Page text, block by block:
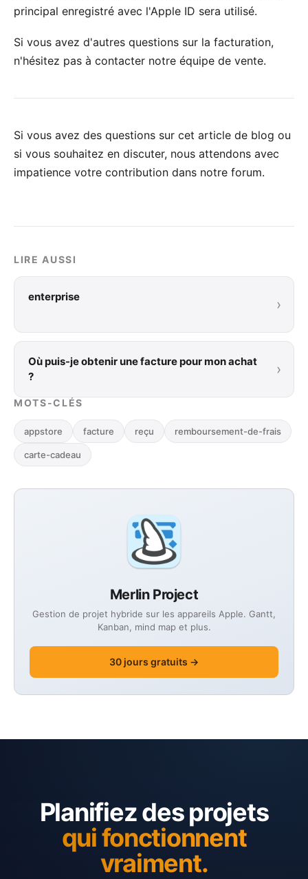
Merlin Project
Gestion de projet hybride sur les appareils Apple. Gantt,
Kanban, mind map et plus.
30 jours gratuits →
principal enregistré avec l'Apple ID sera utilisé.
Si vous avez d'autres questions sur la facturation,
n'hésitez pas à contacter notre équipe de vente.
Si vous avez des questions sur cet article de blog ou
si vous souhaitez en discuter, nous attendons avec
impatience votre contribution dans notre forum.
LIRE AUSSI
enterprise ›
Où puis-je obtenir une facture pour mon achat
?
›
MOTS-CLÉS
appstore facture reçu remboursement-de-frais
carte-cadeau
Planifiez des projets
qui fonctionnent
vraiment.